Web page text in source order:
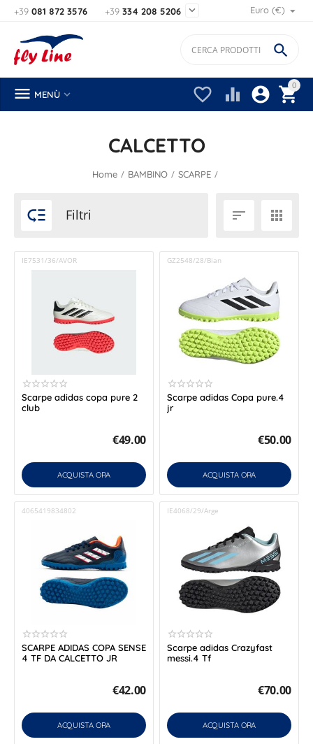
Euro (€)
+39 334 208 5206
+39 081 872 3576 
0


 

 MENÙ 
CALCETTO
Home / BAMBINO / SCARPE /
 Filtri  
IE7531/36/AVOR
Scarpe adidas copa pure 2
club
€49.00
ACQUISTA ORA
GZ2548/28/Bian
Scarpe adidas Copa pure.4
jr
€50.00
ACQUISTA ORA
4065419834802
SCARPE ADIDAS COPA SENSE
4 TF DA CALCETTO JR
€42.00
ACQUISTA ORA
IE4068/29/Arge
Scarpe adidas Crazyfast
messi.4 Tf
€70.00
ACQUISTA ORA